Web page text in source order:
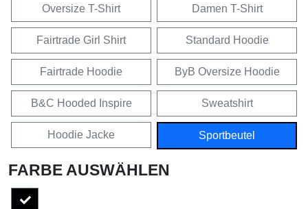
Oversize T-Shirt Damen T-Shirt
Fairtrade Girl Shirt Standard Hoodie
Fairtrade Hoodie ByB Oversize Hoodie
B&C Hooded Inspire Sweatshirt
Hoodie Jacke Sportbeutel
FARBE AUSWÄHLEN